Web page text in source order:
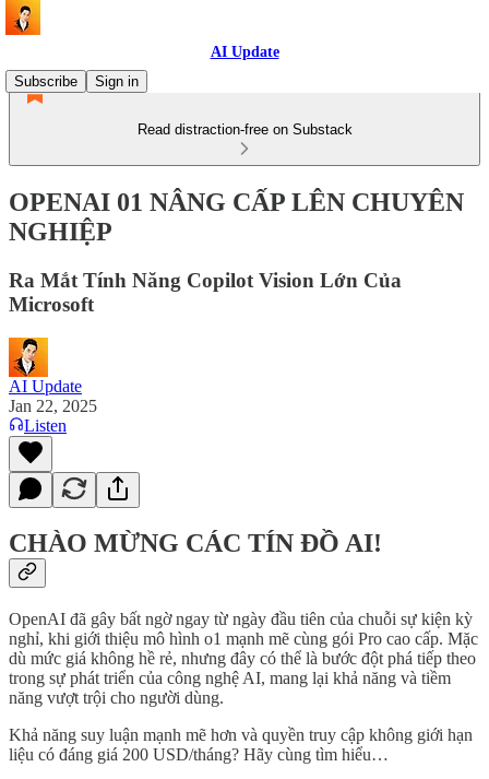
AI Update
Subscribe
Sign in
Read distraction-free on Substack
OPENAI 01 NÂNG CẤP LÊN CHUYÊN
NGHIỆP
Ra Mắt Tính Năng Copilot Vision Lớn Của
Microsoft
AI Update
Jan 22, 2025
Listen
CHÀO MỪNG CÁC TÍN ĐỒ AI!
OpenAI đã gây bất ngờ ngay từ ngày đầu tiên của chuỗi sự kiện kỳ
nghỉ, khi giới thiệu mô hình o1 mạnh mẽ cùng gói Pro cao cấp. Mặc
dù mức giá không hề rẻ, nhưng đây có thể là bước đột phá tiếp theo
trong sự phát triển của công nghệ AI, mang lại khả năng và tiềm
năng vượt trội cho người dùng.
Khả năng suy luận mạnh mẽ hơn và quyền truy cập không giới hạn
liệu có đáng giá 200 USD/tháng? Hãy cùng tìm hiểu…